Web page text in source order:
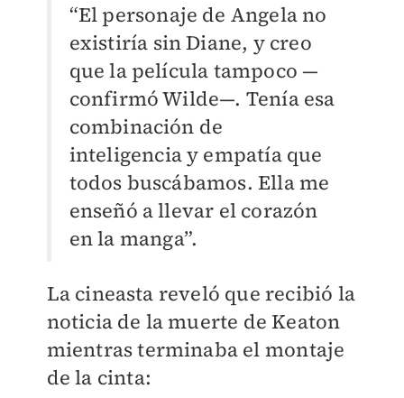
“El personaje de Angela no
existiría sin Diane, y creo
que la película tampoco —
confirmó Wilde—. Tenía esa
combinación de
inteligencia y empatía que
todos buscábamos. Ella me
enseñó a llevar el corazón
en la manga”.
La cineasta reveló que recibió la
noticia de la muerte de Keaton
mientras terminaba el montaje
de la cinta: